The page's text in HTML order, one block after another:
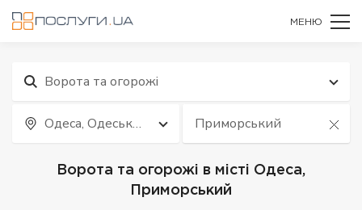
МЕНЮ
Ворота та огорожі
Одеса, Одеська
обл.
Приморський
Ворота та огорожі в місті Одеса,
Приморський